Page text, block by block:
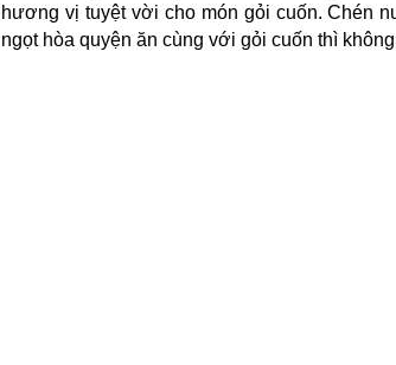
hương vị tuyệt vời cho món gỏi cuốn. Chén
ngọt hòa quyện ăn cùng với gỏi cuốn thì